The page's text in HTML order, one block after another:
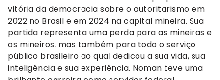
vitória da democracia sobre o autoritarismo em
2022 no Brasil e em 2024 na capital mineira. Sua
partida representa uma perda para as mineiras e
os mineiros, mas também para todo o serviço
público brasileiro ao qual dedicou a sua vida, sua
inteligência e sua experiência. Noman teve uma